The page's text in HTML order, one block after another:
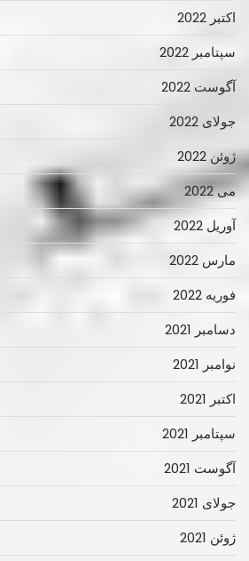
اکتبر 2022
سپتامبر 2022
آگوست 2022
جولای 2022
ژوئن 2022
می 2022
آوریل 2022
مارس 2022
فوریه 2022
دسامبر 2021
نوامبر 2021
اکتبر 2021
سپتامبر 2021
آگوست 2021
جولای 2021
ژوئن 2021